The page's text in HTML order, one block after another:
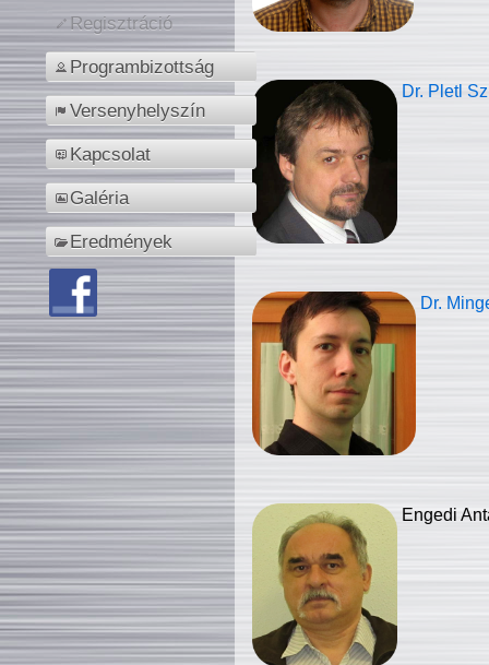
Regisztráció
Programbizottság
Versenyhelyszín
Kapcsolat
Galéria
Eredmények
Dr. Pletl
Dr.
Engedi